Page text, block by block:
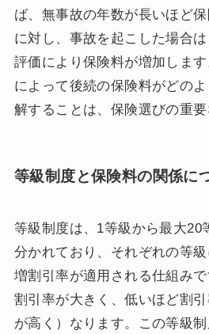
ば、無事故の年数が長いほど
に対し、事故を起こした場合
評価により保険料が増加しま
によって後続の保険料がどの
解することは、保険選びの重要
等級制度と保険料の関係に
等級制度は、1等級から最大20
分かれており、それぞれの等
増割引率が適用される仕組み
割引率が大きく、低いほど割
が高く）なります。この等級